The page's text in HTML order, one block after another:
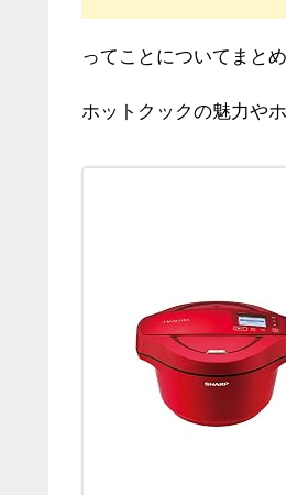
ってことについてまと
ホットクックの魅力や